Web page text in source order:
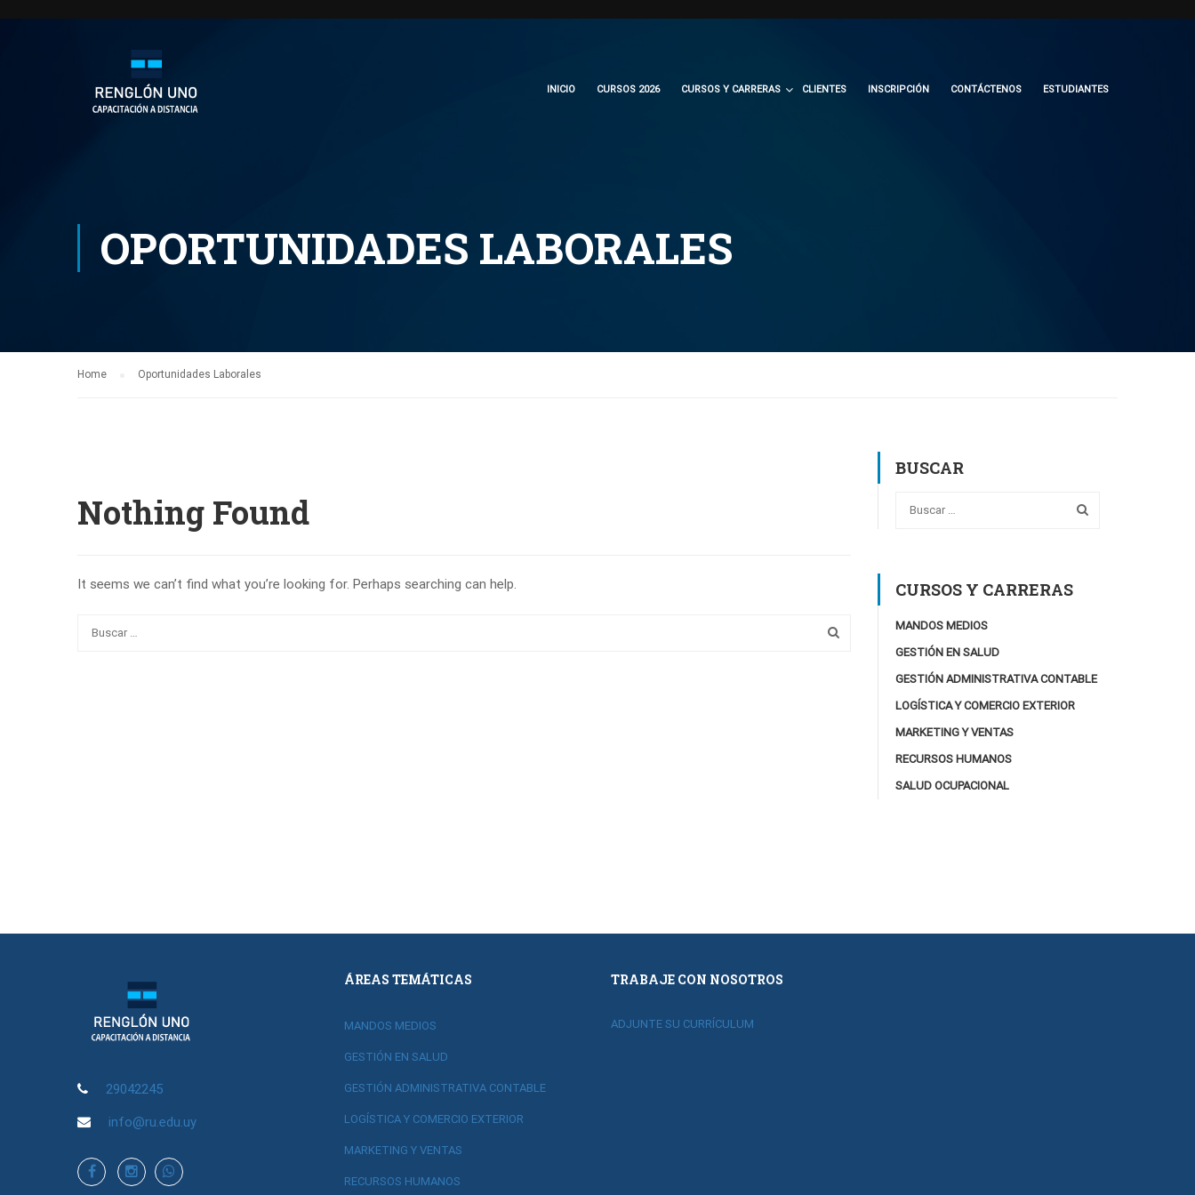
INICIO CURSOS 2026 CURSOS Y CARRERAS CLIENTES INSCRIPCIÓN CONTÁCTENOS ESTUDIANTES
OPORTUNIDADES LABORALES
Home Oportunidades Laborales
Nothing Found
It seems we can’t find what you’re looking for. Perhaps searching can help.
BUSCAR
CURSOS Y CARRERAS
MANDOS MEDIOS
GESTIÓN EN SALUD
GESTIÓN ADMINISTRATIVA CONTABLE
LOGÍSTICA Y COMERCIO EXTERIOR
MARKETING Y VENTAS
RECURSOS HUMANOS
SALUD OCUPACIONAL
29042245
info@ru.edu.uy
ÁREAS TEMÁTICAS
MANDOS MEDIOS
GESTIÓN EN SALUD
GESTIÓN ADMINISTRATIVA CONTABLE
LOGÍSTICA Y COMERCIO EXTERIOR
MARKETING Y VENTAS
RECURSOS HUMANOS
TRABAJE CON NOSOTROS
ADJUNTE SU CURRÍCULUM